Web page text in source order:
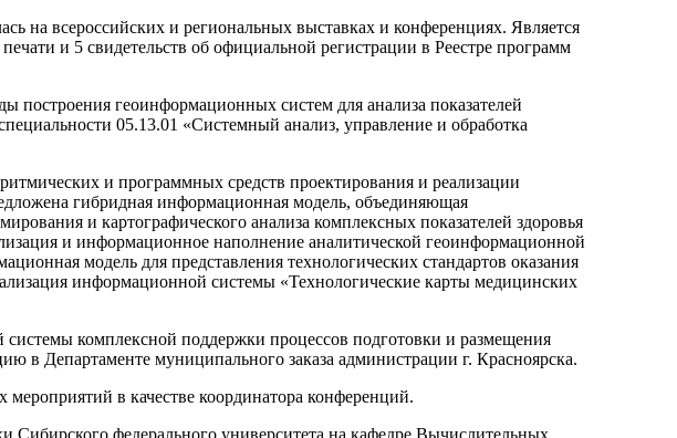
на всероссийских и региональных выставках и конференциях. Является
и 5 свидетельств об официальной регистрации в Реестре программ
геоинформационных систем для анализа показателей
05.13.01 «Системный анализ, управление и обработка
и программных средств проектирования и реализации
гибридная информационная модель, объединяющая
и картографического анализа комплексных показателей здоровья
и информационное наполнение аналитической геоинформационной
модель для представления технологических стандартов оказания
информационной системы «Технологические карты медицинских
комплексной поддержки процессов подготовки и размещения
Департаменте муниципального заказа администрации г. Красноярска.
в качестве координатора конференций.
Сибирского федерального университета на кафедре Вычислительных